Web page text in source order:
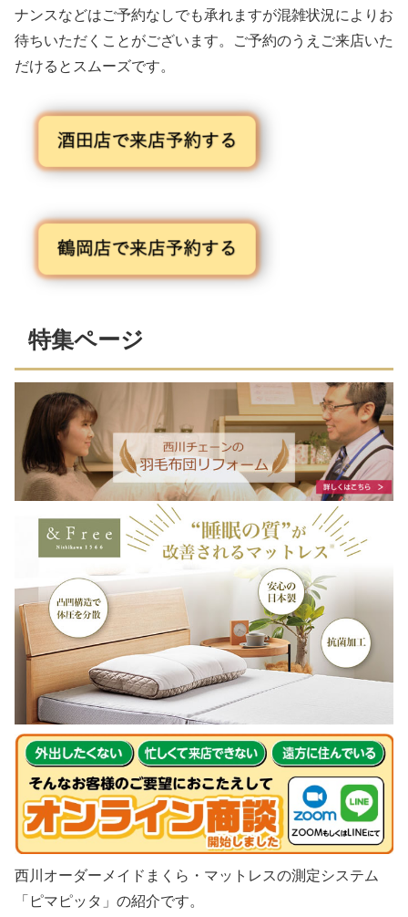
ナンスなどはご予約なしでも承れますが混雑状況によりお
待ちいただくことがございます。ご予約のうえご来店いた
だけるとスムーズです。
特集ページ
西川オーダーメイドまくら・マットレスの測定システム
「ピマピッタ」の紹介です。